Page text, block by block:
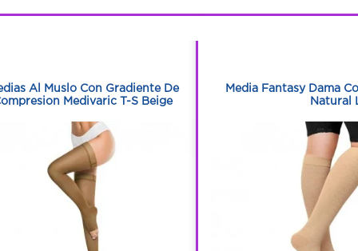
Al Muslo Con Gradiente De
Medivaric T-S Beige
Media Fantasy Dama
Natural